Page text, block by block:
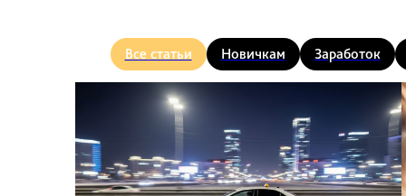
Все статьи Новичкам Заработок